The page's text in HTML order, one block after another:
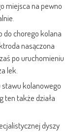
miejsca na pewno
do chorego kolana
nasączona
po uruchomieniu
lek.
kolanowego
ten także działa
dyszy